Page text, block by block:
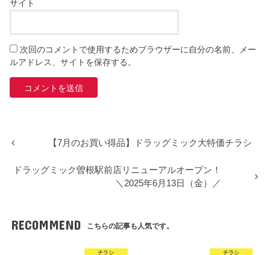
サイト
次回のコメントで使用するためブラウザーに自分の名前、メー
ルアドレス、サイトを保存する。
【7月のお買い得品】ドラッグミック大特価チラシ
ドラッグミック曽根駅前店リニューアルオープン！
＼2025年6月13日（金）／
RECOMMEND こちらの記事も人気です。
チラシ チラシ